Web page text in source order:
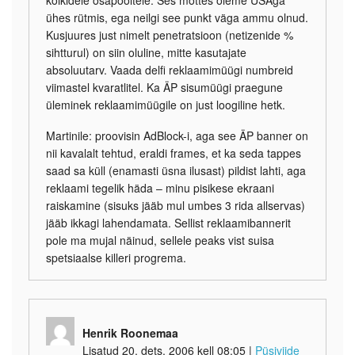
ühes rütmis, ega neilgi see punkt väga ammu olnud.
Kusjuures just nimelt penetratsioon (netizenide %
sihtturul) on siin oluline, mitte kasutajate
absoluutarv. Vaada delfi reklaamimüügi numbreid
viimastel kvaratlitel. Ka ÄP sisumüügi praegune
üleminek reklaamimüügile on just loogiline hetk.
Martinile: proovisin AdBlock-i, aga see ÄP banner on
nii kavalalt tehtud, eraldi frames, et ka seda tappes
saad sa küll (enamasti üsna ilusast) pildist lahti, aga
reklaami tegelik häda – minu pisikese ekraani
raiskamine (sisuks jääb mul umbes 3 rida allservas)
jääb ikkagi lahendamata. Sellist reklaamibannerit
pole ma mujal näinud, sellele peaks vist suisa
spetsiaalse killeri progrema.
Henrik Roonemaa
Lisatud 20. dets. 2006 kell 08:05 | Püsiviide